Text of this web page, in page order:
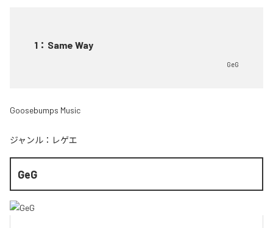
1 ： Same Way
GeG
Goosebumps Music
ジャンル： レゲエ
GeG